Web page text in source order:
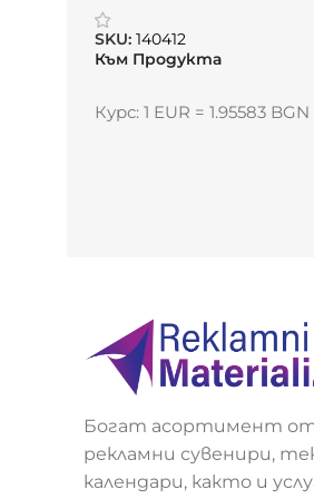
SKU: 140412
Към Продукта
Курс: 1 EUR = 1.95583 BGN
Богат асортимент
рекламни сувенири,
календари, както и